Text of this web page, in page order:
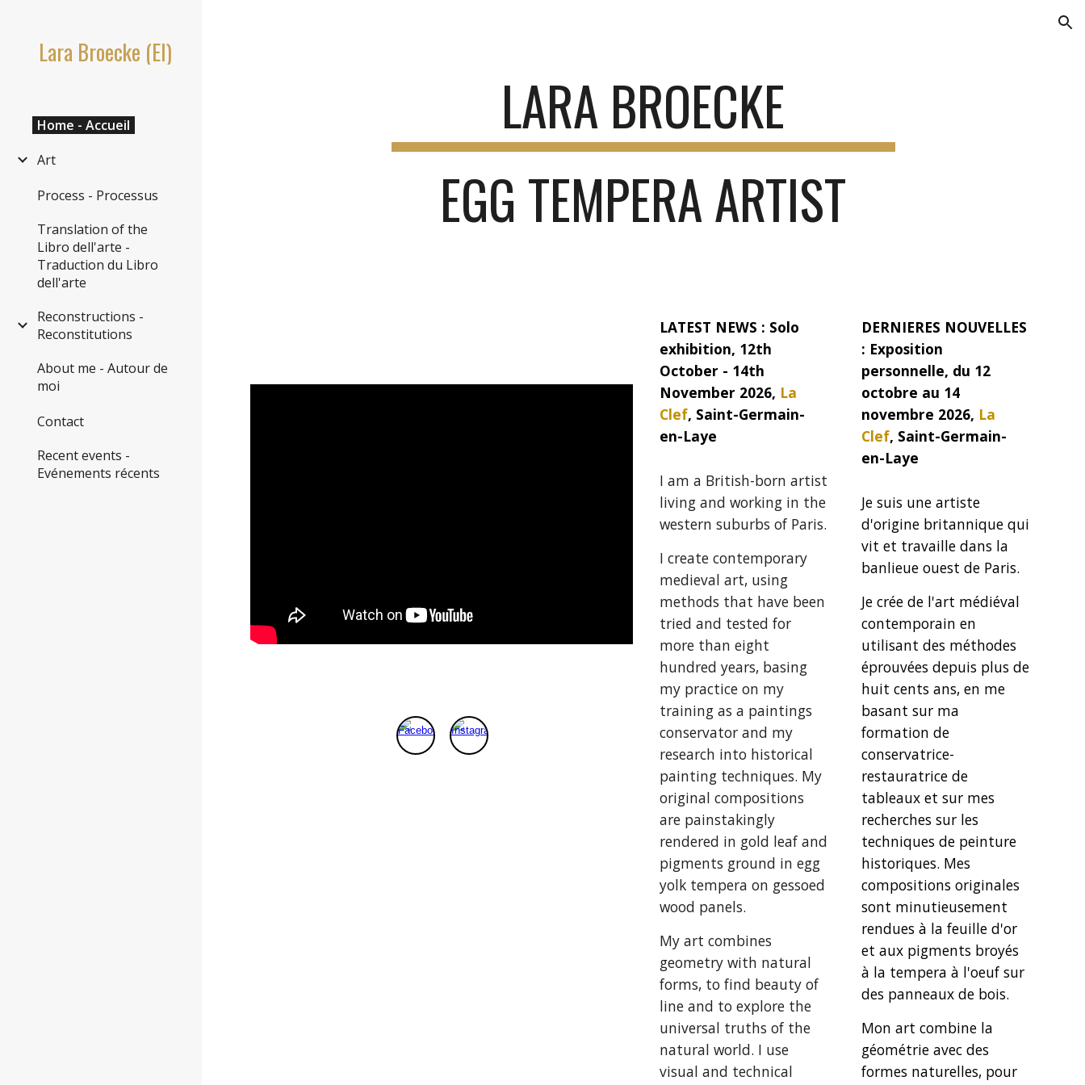
Lara Broecke (EI)
Home - Accueil
Art
Process - Processus
Translation of the
Libro dell'arte -
Traduction du Libro
dell'arte
Reconstructions -
Reconstitutions
About me - Autour de
moi
Contact
Recent events -
Evénements récents
LARA BROECKE
EGG TEMPERA ARTIST
LATEST NEWS : Solo
exhibition, 12th
October - 14th
November 2026, La
Clef, Saint-Germain-
en-Laye
I am a British-born artist
living and working in the
western suburbs of Paris.
I create contemporary
medieval art, using
methods that have been
tried and tested for
more than eight
hundred years, basing
my practice on my
training as a paintings
conservator and my
research into historical
painting techniques. My
original compositions
are painstakingly
rendered in gold leaf and
pigments ground in egg
yolk tempera on gessoed
wood panels.
My art combines
geometry with natural
forms, to find beauty of
line and to explore the
universal truths of the
natural world. I use
visual and technical
DERNIERES NOUVELLES
: Exposition
personnelle, du 12
octobre au 14
novembre 2026, La
Clef, Saint-Germain-
en-Laye
Je suis une artiste
d'origine britannique qui
vit et travaille dans la
banlieue ouest de Paris.
Je crée de l'art médiéval
contemporain en
utilisant des méthodes
éprouvées depuis plus de
huit cents ans, en me
basant sur ma
formation de
conservatrice-
restauratrice de
tableaux et sur mes
recherches sur les
techniques de peinture
historiques. Mes
compositions originales
sont minutieusement
rendues à la feuille d'or
et aux pigments broyés
à la tempera à l'oeuf sur
des panneaux de bois.
Mon art combine la
géométrie avec des
formes naturelles, pour